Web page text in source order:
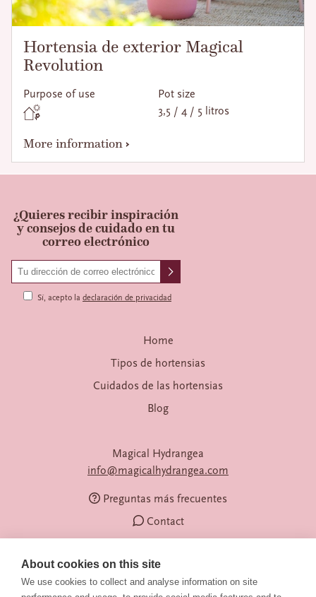
Hortensia de exterior Magical
Revolution
Purpose of use
Pot size
3,5 / 4 / 5 litros
More information
¿Quieres recibir inspiración
y consejos de cuidado en tu
correo electrónico
Sí, acepto la declaración de privacidad
Home
Tipos de hortensias
Cuidados de las hortensias
Blog
Magical Hydrangea
info@magicalhydrangea.com
Preguntas más frecuentes
Contact
About cookies on this site
We use cookies to collect and analyse information on site